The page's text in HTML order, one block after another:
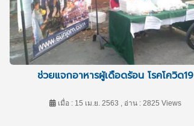
ช่วยแจกอาหารผู้เดือดร้อน โรคโควิด19
เมื่อ : 15 เม.ย. 2563 , อ่าน : 2825 Views